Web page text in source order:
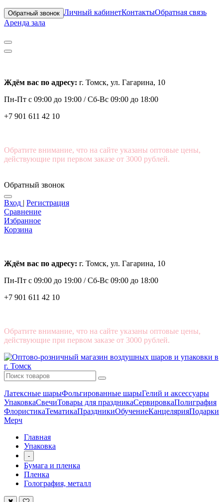
Обратный звонок Личный кабинетКонтактыОбратная связь
Аренда зала
Ждём вас по адресу: г. Томск, ул. Гагарина, 10
Пн-Пт с 09:00 до 19:00 /Сб-Вс 09:00 до 18:00
+7 901 611 42 10
Обратите внимание, что на сайте указаны оптовые цены,
действующие при первом заказе от 3000 рублей.
Обратный звонок
Вход | Регистрация
Сравнение
Избранное
Корзина
Ждём вас по адресу: г. Томск, ул. Гагарина, 10
Пн-Пт с 09:00 до 19:00 /Сб-Вс 09:00 до 18:00
+7 901 611 42 10
Обратите внимание, что на сайте указаны оптовые цены,
действующие при первом заказе от 3000 рублей.
Латексные шарыФольгированные шарыГелий и аксессуары
УпаковкаСвечиТовары для праздникаСервировкаПолиграфия
ФлористикаТематикаПраздникиОбучениеКанцелярияПодарки
Мерч
Главная
Упаковка
-
Бумага и пленка
Пленка
Голография, металл